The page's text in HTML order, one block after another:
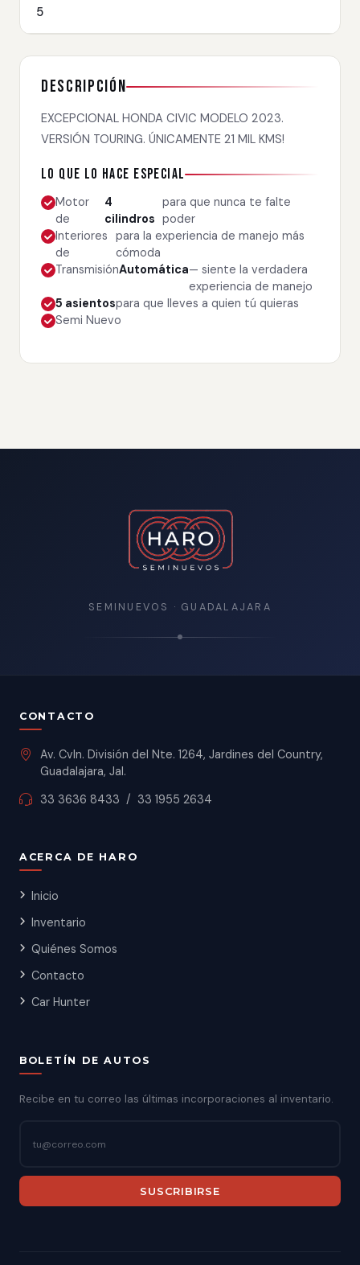
5
Descripción
EXCEPCIONAL HONDA CIVIC MODELO 2023.
VERSIÓN TOURING. ÚNICAMENTE 21 MIL KMS!
Lo que lo hace especial
Motor
de
4
cilindros
para que nunca te falte
poder
Interiores
de
para la experiencia de manejo más
cómoda
TransmisiónAutomática— siente la verdadera
experiencia de manejo
5 asientospara que lleves a quien tú quieras
Semi Nuevo
SEMINUEVOS · GUADALAJARA
CONTACTO
Av. Cvln. División del Nte. 1264, Jardines del Country,
Guadalajara, Jal.
33 3636 8433 / 33 1955 2634
ACERCA DE HARO
Inicio
Inventario
Quiénes Somos
Contacto
Car Hunter
BOLETÍN DE AUTOS
Recibe en tu correo las últimas incorporaciones al inventario.
SUSCRIBIRSE